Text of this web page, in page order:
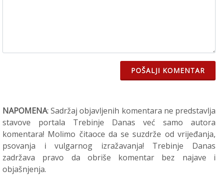
POŠALJI KOMENTAR
NAPOMENA: Sadržaj objavljenih komentara ne predstavlja
stavove portala Trebinje Danas već samo autora
komentara! Molimo čitaoce da se suzdrže od vrijeđanja,
psovanja i vulgarnog izražavanja! Trebinje Danas
zadržava pravo da obriše komentar bez najave i
objašnjenja.